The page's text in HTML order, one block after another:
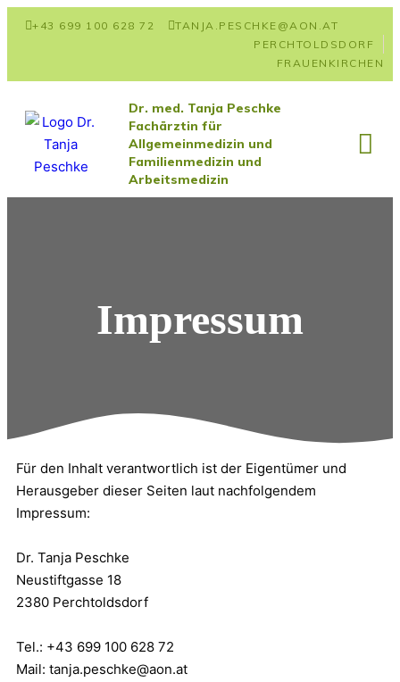
+43 699 100 628 72
TANJA.PESCHKE@AON.AT
PERCHTOLDSDORF
FRAUENKIRCHEN
Dr. med. Tanja Peschke
Fachärztin für
Allgemeinmedizin und
Familienmedizin und
Arbeitsmedizin
Impressum
Für den Inhalt verantwortlich ist der Eigentümer und
Herausgeber dieser Seiten laut nachfolgendem
Impressum:
Dr. Tanja Peschke
Neustiftgasse 18
2380 Perchtoldsdorf
Tel.: +43 699 100 628 72
Mail: tanja.peschke@aon.at